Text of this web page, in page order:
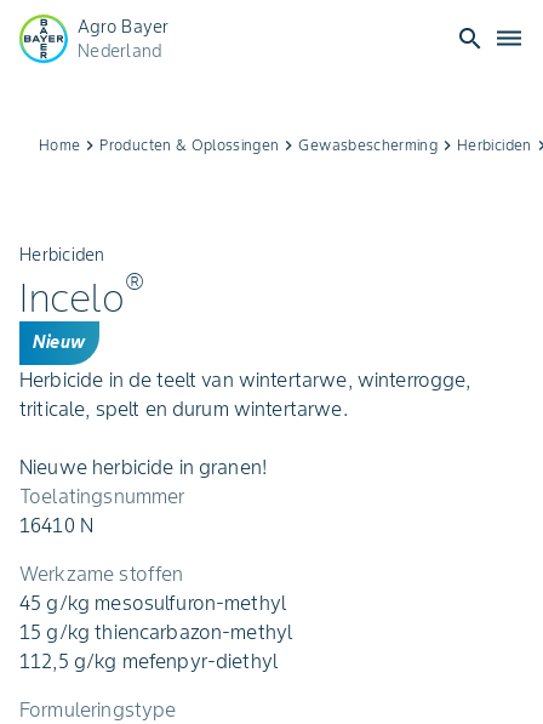
Agro Bayer
Nederland
search dehaze
Home keyboard_arrow_right Producten & Oplossingen keyboard_arrow_rightGewasbescherming keyboard_arrow_right Herbiciden
Herbiciden
Incelo®
Nieuw
Herbicide in de teelt van wintertarwe, winterrogge,
triticale, spelt en durum wintertarwe.
Nieuwe herbicide in granen!
Toelatingsnummer
16410 N
Werkzame stoffen
45 g/kg mesosulfuron-methyl
15 g/kg thiencarbazon-methyl
112,5 g/kg mefenpyr-diethyl
Formuleringstype